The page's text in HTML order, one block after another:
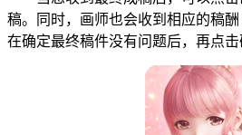
稿。同时，画师也会收到相应的稿
在确定最终稿件没有问题后，再点击